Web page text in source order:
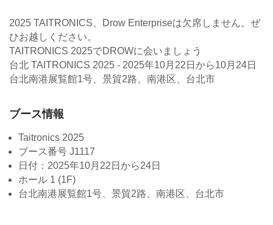
2025 TAITRONICS、Drow Enterpriseは欠席しません。ぜ
ひお越しください。
TAITRONICS 2025でDROWに会いましょう
台北 TAITRONICS 2025 - 2025年10月22日から10月24日
台北南港展覧館1号、景貿2路、南港区、台北市
ブース情報
Taitronics 2025
ブース番号 J1117
日付：2025年10月22日から24日
ホール 1 (1F)
台北南港展覧館1号、景貿2路、南港区、台北市